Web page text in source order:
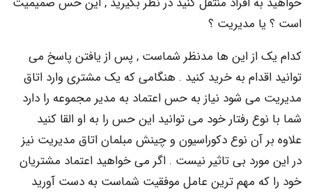
مدیریت ؟
از این ها مدنظر شماست , پس از یافتن پاسخ می
به خرید کنید . هنگامی که یک مشتری وارد اتاق
شود نیاز به حس اعتماد به مدیر مجموعه را دارد
رفتار خود می توانید این حس را به او القا کنید
آن نوع دکوراسیون و چینش مبلمان اتاق مدیریت نیز
بی تاثیر نیست . اگر می خواهید اعتماد مشتریان
مهم ترین عامل موفقیت شماست به دست آورید